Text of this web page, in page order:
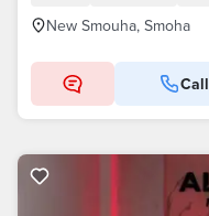
New Smouha, Smoha
Call